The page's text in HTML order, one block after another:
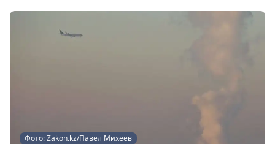
Фото: Zakon.kz/Павел Михеев